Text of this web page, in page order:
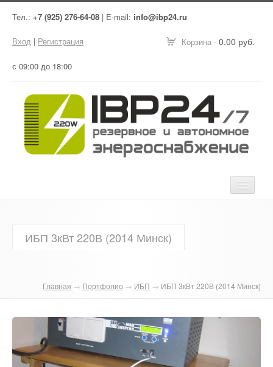
Тел.: +7 (925) 276-64-08 | E-mail: info@ibp24.ru
Корзина - 0.00 руб.
Вход | Регистрация
с 09:00 до 18:00
Оборудование
О компании
Отзывы
Контакты
ИБП 3кВт 220В (2014 Минск)
Главная → Портфолио → ИБП → ИБП 3кВт 220В (2014 Минск)